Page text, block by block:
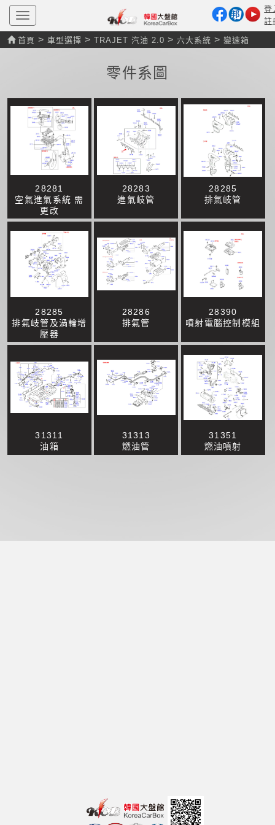
T
o
g
g
登
註
首頁 > 車型選擇 > TRAJET 汽油 2.0 > 六大系統 > 變速箱
零件系圖
28281
空氣進氣系統 需
更改
28283
進氣岐管
28285
排氣岐管
28285
排氣岐管及渦輪增
壓器
28286
排氣管
28390
噴射電腦控制模組
31311
油箱
31313
燃油管
31351
燃油噴射